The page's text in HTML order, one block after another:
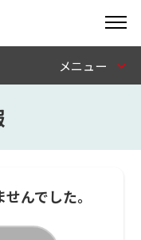
んでした。